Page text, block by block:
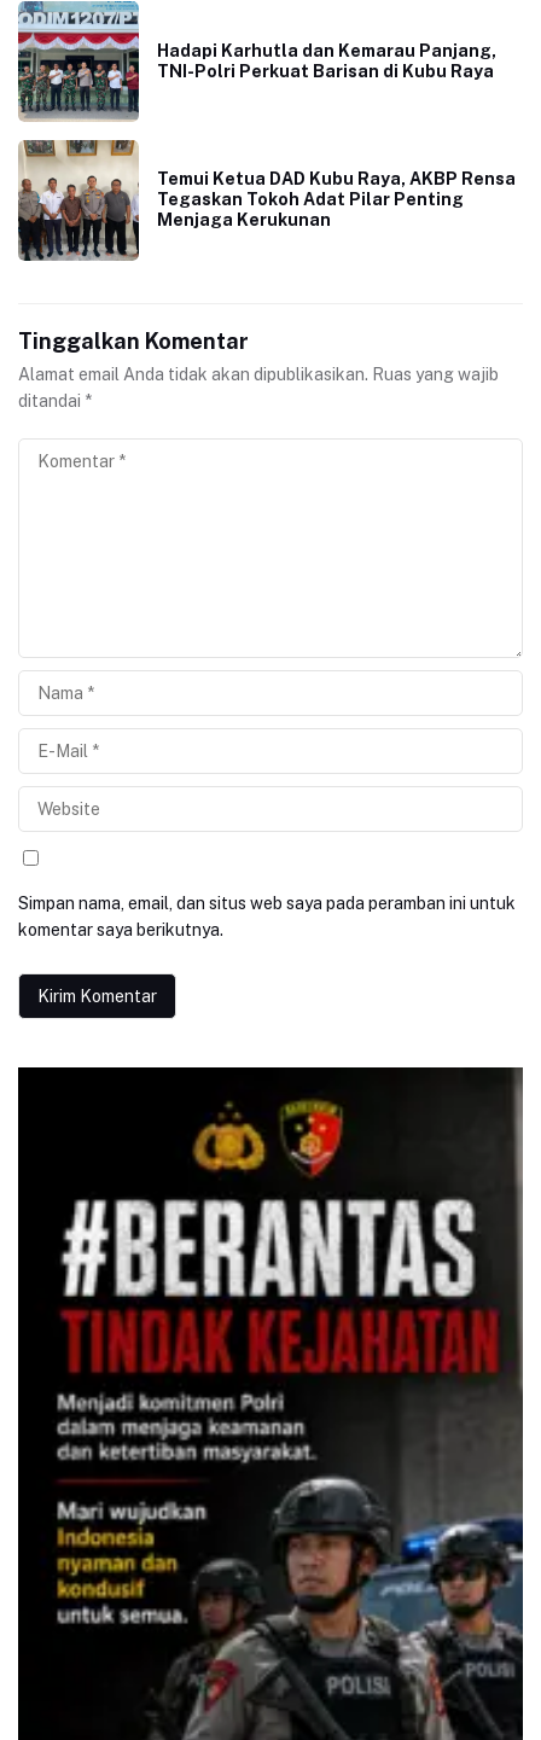
Hadapi Karhutla dan Kemarau Panjang,
TNI-Polri Perkuat Barisan di Kubu Raya
Temui Ketua DAD Kubu Raya, AKBP Rensa
Tegaskan Tokoh Adat Pilar Penting
Menjaga Kerukunan
Tinggalkan Komentar
Alamat email Anda tidak akan dipublikasikan. Ruas yang wajib
ditandai *
Simpan nama, email, dan situs web saya pada peramban ini untuk
komentar saya berikutnya.